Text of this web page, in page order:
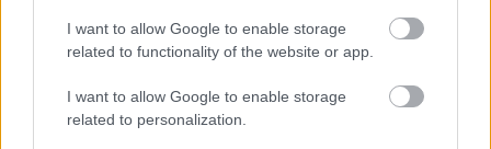
I want to allow Google to enable storage
related to functionality of the website or app.
I want to allow Google to enable storage
related to personalization.
Egy olyan csapattal találkoznak a következő
fordulóban, amely az Ön számára sem közömbös,
hiszen két alkalommal nyertek bajnoki címet a
Soroksárral együtt az NB III-ban.